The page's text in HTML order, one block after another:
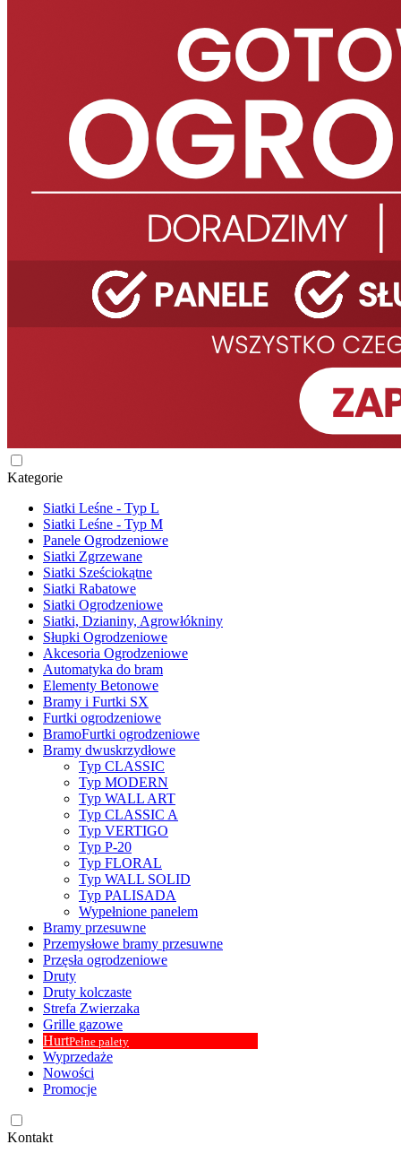
Kategorie
Siatki Leśne - Typ L
Siatki Leśne - Typ M
Panele Ogrodzeniowe
Siatki Zgrzewane
Siatki Sześciokątne
Siatki Rabatowe
Siatki Ogrodzeniowe
Siatki, Dzianiny, Agrowłókniny
Słupki Ogrodzeniowe
Akcesoria Ogrodzeniowe
Automatyka do bram
Elementy Betonowe
Bramy i Furtki SX
Furtki ogrodzeniowe
BramoFurtki ogrodzeniowe
Bramy dwuskrzydłowe
Typ CLASSIC
Typ MODERN
Typ WALL ART
Typ CLASSIC A
Typ VERTIGO
Typ P-20
Typ FLORAL
Typ WALL SOLID
Typ PALISADA
Wypełnione panelem
Bramy przesuwne
Przemysłowe bramy przesuwne
Przęsła ogrodzeniowe
Druty
Druty kolczaste
Strefa Zwierzaka
Grille gazowe
HurtPełne palety
Wyprzedaże
Nowości
Promocje
Kontakt